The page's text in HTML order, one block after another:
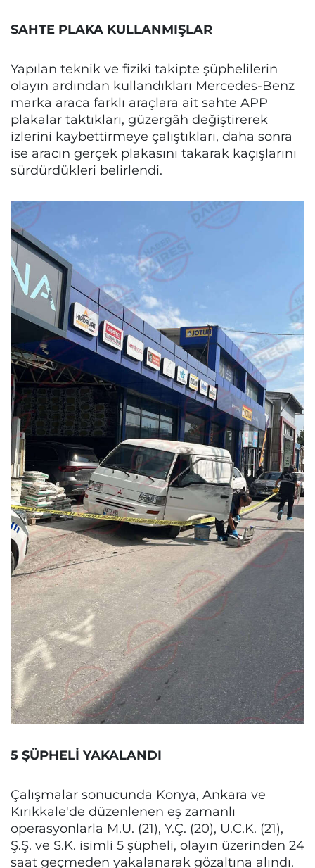
SAHTE PLAKA KULLANMIŞLAR
Yapılan teknik ve fiziki takipte şüphelilerin
olayın ardından kullandıkları Mercedes-Benz
marka araca farklı araçlara ait sahte APP
plakalar taktıkları, güzergâh değiştirerek
izlerini kaybettirmeye çalıştıkları, daha sonra
ise aracın gerçek plakasını takarak kaçışlarını
sürdürdükleri belirlendi.
5 ŞÜPHELİ YAKALANDI
Çalışmalar sonucunda Konya, Ankara ve
Kırıkkale'de düzenlenen eş zamanlı
operasyonlarla M.U. (21), Y.Ç. (20), U.C.K. (21),
Ş.Ş. ve S.K. isimli 5 şüpheli, olayın üzerinden 24
saat geçmeden yakalanarak gözaltına alındı.